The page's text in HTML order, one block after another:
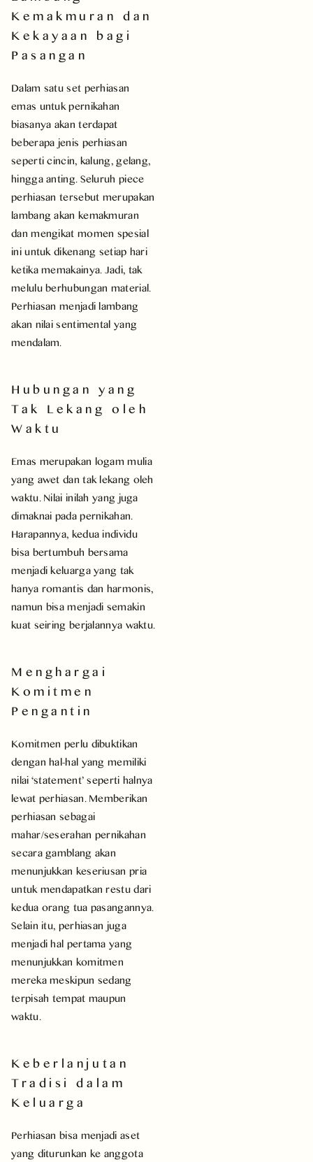
Kemakmuran dan
Kekayaan bagi
Pasangan
Dalam satu set perhiasan
emas untuk pernikahan
biasanya akan terdapat
beberapa jenis perhiasan
seperti cincin, kalung, gelang,
hingga anting. Seluruh piece
perhiasan tersebut merupakan
lambang akan kemakmuran
dan mengikat momen spesial
ini untuk dikenang setiap hari
ketika memakainya. Jadi, tak
melulu berhubungan material.
Perhiasan menjadi lambang
akan nilai sentimental yang
mendalam.
Hubungan yang
Tak Lekang oleh
Waktu
Emas merupakan logam mulia
yang awet dan tak lekang oleh
waktu. Nilai inilah yang juga
dimaknai pada pernikahan.
Harapannya, kedua individu
bisa bertumbuh bersama
menjadi keluarga yang tak
hanya romantis dan harmonis,
namun bisa menjadi semakin
kuat seiring berjalannya waktu.
Menghargai
Komitmen
Pengantin
Komitmen perlu dibuktikan
dengan hal-hal yang memiliki
nilai ‘statement’ seperti halnya
lewat perhiasan. Memberikan
perhiasan sebagai
mahar/seserahan pernikahan
secara gamblang akan
menunjukkan keseriusan pria
untuk mendapatkan restu dari
kedua orang tua pasangannya.
Selain itu, perhiasan juga
menjadi hal pertama yang
menunjukkan komitmen
mereka meskipun sedang
terpisah tempat maupun
waktu.
Keberlanjutan
Tradisi dalam
Keluarga
Perhiasan bisa menjadi aset
yang diturunkan ke anggota